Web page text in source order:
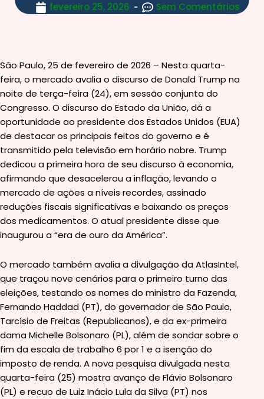
fevereiro 25, 2026 Sem Comentários
São Paulo, 25 de fevereiro de 2026 – Nesta quarta-
feira, o mercado avalia o discurso de Donald Trump na
noite de terça-feira (24), em sessão conjunta do
Congresso. O discurso do Estado da União, dá a
oportunidade ao presidente dos Estados Unidos (EUA)
de destacar os principais feitos do governo e é
transmitido pela televisão em horário nobre. Trump
dedicou a primeira hora de seu discurso à economia,
afirmando que desacelerou a inflação, levando o
mercado de ações a níveis recordes, assinado
reduções fiscais significativas e baixando os preços
dos medicamentos. O atual presidente disse que
inaugurou a “era de ouro da América”.
O mercado também avalia a divulgação da AtlasIntel,
que traçou nove cenários para o primeiro turno das
eleições, testando os nomes do ministro da Fazenda,
Fernando Haddad (PT), do governador de São Paulo,
Tarcísio de Freitas (Republicanos), e da ex-primeira
dama Michelle Bolsonaro (PL), além de sondar sobre o
fim da escala de trabalho 6 por 1 e a isenção do
imposto de renda. A nova pesquisa divulgada nesta
quarta-feira (25) mostra avanço de Flávio Bolsonaro
(PL) e recuo de Luiz Inácio Lula da Silva (PT) nos